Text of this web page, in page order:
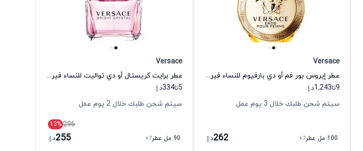
Versace
عطر إيروس بور فم أو دي بارفيوم للنساء فيرزاتشي
9تا1,243د.إ.
سيتم شحن طلبك خلال 3 يوم عمل
100 مل عطر +7
262د.إ.
Versace
عطر برايت كريستال أو دي تواليت للنساء فيرزاتشي
5تا334د.إ.
سيتم شحن طلبك خلال 2 يوم عمل
296
13%
90 مل عطر
+7
255د.إ.